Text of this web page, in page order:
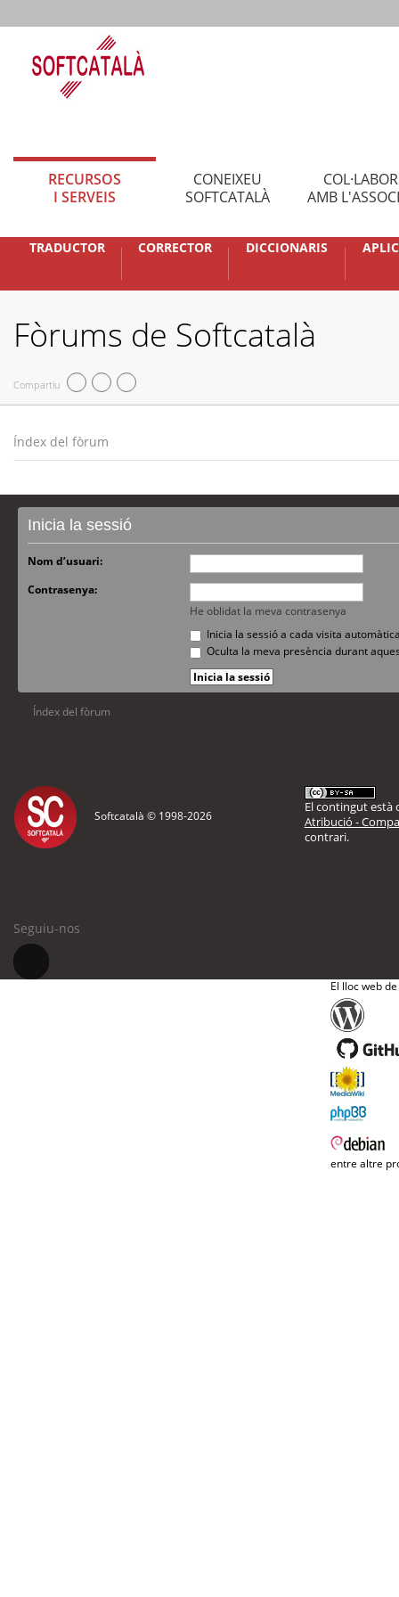
RECURSOS
I SERVEIS
CONEIXEU
SOFTCATALÀ
AMB
TRADUCTOR CORRECTOR DICCIONARIS
Fòrums de Softcatalà
Compartiu
Índex del fòrum
Inicia la sessió
Nom d’usuari:
Contrasenya:
He oblidat la meva contrasenya
Inicia la sessió a cada visita
Oculta la meva presència durant
Índex del fòrum
Softcatalà © 1998-2026
El contingut està
Atribució -
contrari.
Seguiu-nos
El lloc web
entre altre